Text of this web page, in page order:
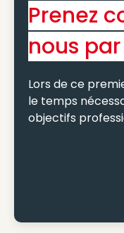
Prenez
nous
Lors de ce
le temps
objectifs